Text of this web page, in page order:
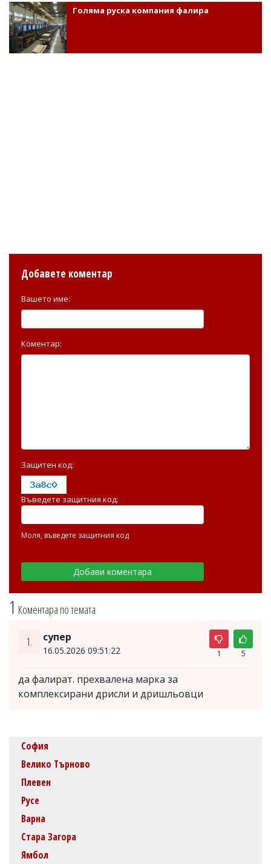
Голяма руска компания фалира
1 Коментара по темата
1. супер
16.05.2026 09:51:22 1 5
да фалират. прехвалена марка за
комплексирани дрисли и дришльовци
Добавете коментар
Вашето име:
Коментар:
Защитен код:
Въведете защитния код:
Моля, въведете защитния код
София
Велико Търново
Плевен
Русе
Варна
Стара Загора
Ямбол